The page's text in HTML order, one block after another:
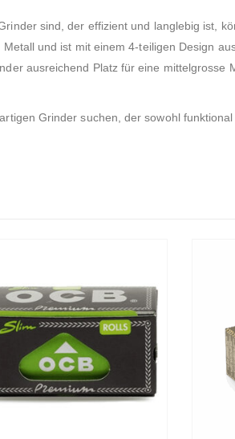
sind, der effizient und langlebig ist,
und ist mit einem 4-teiligen Design
ausreichend Platz für eine
Grinder suchen, der sowohl